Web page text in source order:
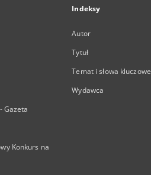
Gazeta
Konkurs na
Indeksy
Autor
Tytuł
Temat i słowa kluczowe
Wydawca